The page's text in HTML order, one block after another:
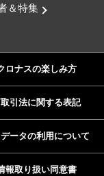
＆特集
ロナスの楽しみ方
引法に関する表記
ータの利用について
報取り扱い同意書